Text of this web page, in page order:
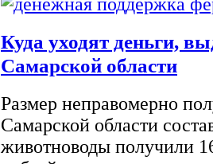
Куда уходят деньги,
Самарской области
Размер неправомерно
Самарской области
животноводы получили